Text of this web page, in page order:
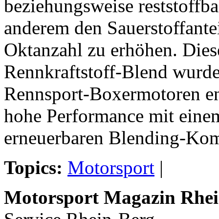
beziehungsweise
anderem den
Oktanzahl zu erhöhen.
Rennkraftstoff-Blend
Rennsport-Boxermotoren
hohe Performance mit
erneuerbaren Blending-
Topics: Motorsport |
Motorsport Magazin